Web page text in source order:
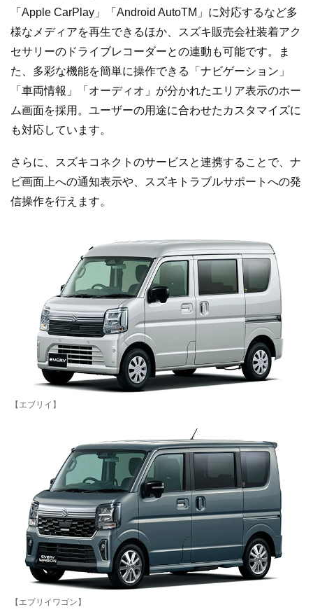
「Apple CarPlay」「Android AutoTM」に対応するなど多
様なメディアを再生できるほか、スズキ販売会社装着アク
セサリーのドライブレコーダーとの連動も可能です。ま
た、多彩な機能を簡単に操作できる「ナビゲーション」
「車両情報」「オーディオ」が分かれたエリア表示のホー
ム画面を採用。ユーザーの用途に合わせたカスタマイズに
も対応しています。
さらに、スズキコネクトのサービスと連携することで、ナ
ビ画面上への通知表示や、スズキトラブルサポートへの発
信操作を行えます。
【エブリイ】
【エブリイワゴン】